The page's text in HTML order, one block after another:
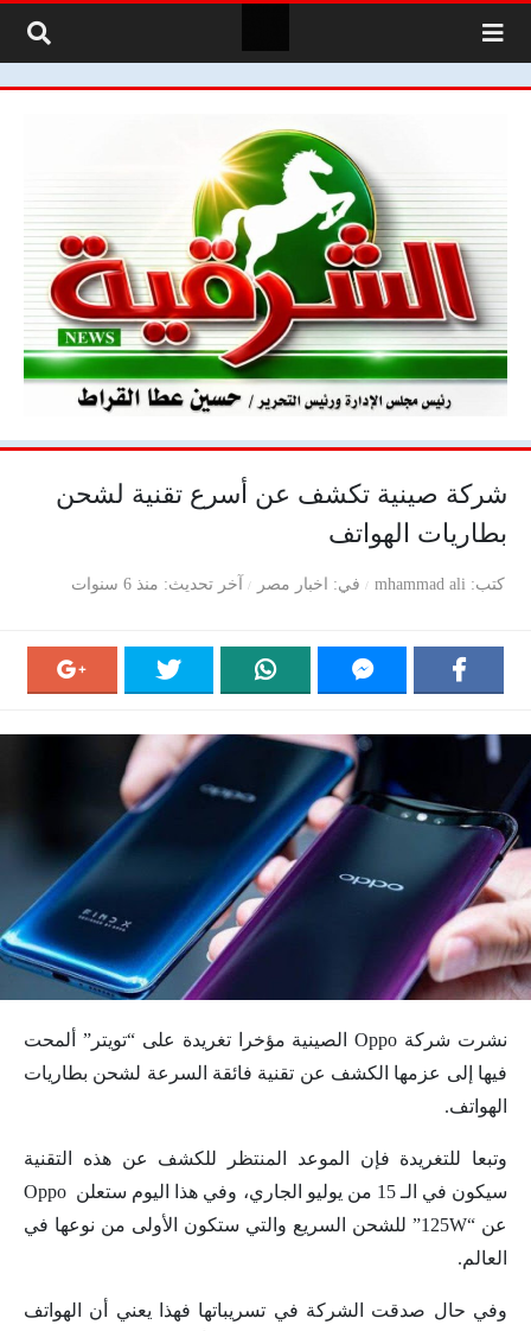
شركة صينية تكشف عن أسرع تقنية لشحن
بطاريات الهواتف
كتب mhammad ali في اخبار مصر آخر تحديث منذ 6 سنوات
نشرت شركة Oppo الصينية مؤخرا تغريدة على “تويتر” ألمحت
فيها إلى عزمها الكشف عن تقنية فائقة السرعة لشحن بطاريات
الهواتف.
وتبعا للتغريدة فإن الموعد المنتظر للكشف عن هذه التقنية
سيكون في الـ 15 من يوليو الجاري، وفي هذا اليوم ستعلن Oppo
عن “125W” للشحن السريع والتي ستكون الأولى من نوعها في
العالم.
وفي حال صدقت الشركة في تسريباتها فهذا يعني أن الهواتف